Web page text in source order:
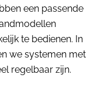
een passende
te bedienen. In
we systemen met
regelbaar zijn.